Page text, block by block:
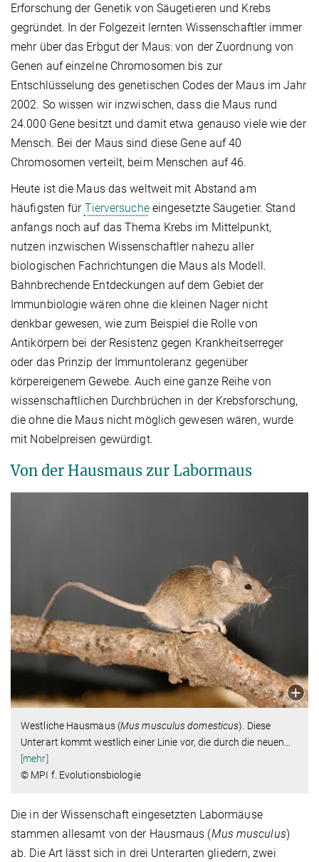
Erforschung der Genetik von Säugetieren und Krebs
gegründet. In der Folgezeit lernten Wissenschaftler immer
mehr über das Erbgut der Maus: von der Zuordnung von
Genen auf einzelne Chromosomen bis zur
Entschlüsselung des genetischen Codes der Maus im Jahr
2002. So wissen wir inzwischen, dass die Maus rund
24.000 Gene besitzt und damit etwa genauso viele wie der
Mensch. Bei der Maus sind diese Gene auf 40
Chromosomen verteilt, beim Menschen auf 46.
Heute ist die Maus das weltweit mit Abstand am
häufigsten für Tierversucheeingesetzte Säugetier. Stand
anfangs noch auf das Thema Krebs im Mittelpunkt,
nutzen inzwischen Wissenschaftler nahezu aller
biologischen Fachrichtungen die Maus als Modell.
Bahnbrechende Entdeckungen auf dem Gebiet der
Immunbiologie wären ohne die kleinen Nager nicht
denkbar gewesen, wie zum Beispiel die Rolle von
Antikörpern bei der Resistenz gegen Krankheitserreger
oder das Prinzip der Immuntoleranz gegenüber
körpereigenem Gewebe. Auch eine ganze Reihe von
wissenschaftlichen Durchbrüchen in der Krebsforschung,
die ohne die Maus nicht möglich gewesen wären, wurde
mit Nobelpreisen gewürdigt.
Von der Hausmaus zur Labormaus
Westliche Hausmaus (Mus musculus domesticus). Diese
Unterart kommt westlich einer Linie vor, die durch die neuen…
[mehr]
© MPI f. Evolutionsbiologie
Die in der Wissenschaft eingesetzten Labormäuse
stammen allesamt von der Hausmaus (Mus musculus)
ab. Die Art lässt sich in drei Unterarten gliedern, zwei